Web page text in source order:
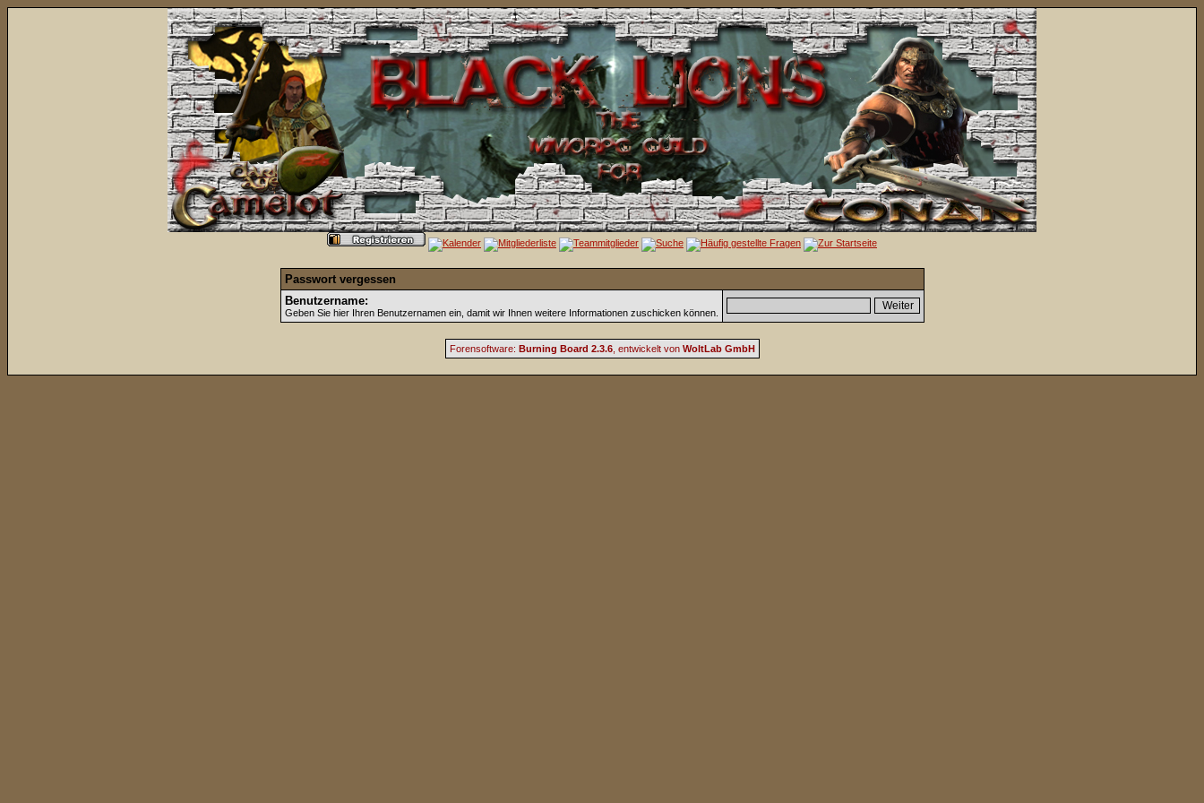
Passwort vergessen
Benutzername:
Geben Sie hier Ihren Benutzernamen ein, damit wir Ihnen weitere Informationen zuschicken können.
Forensoftware: Burning Board 2.3.6, entwickelt von WoltLab GmbH